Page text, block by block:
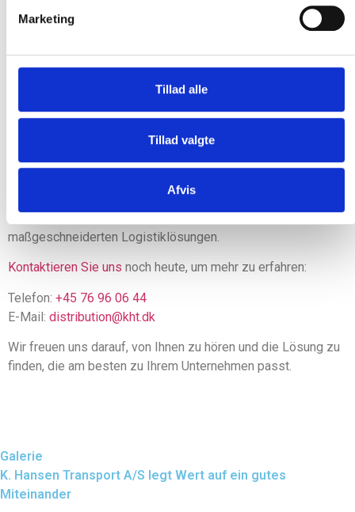
Marketing
Tillad alle
Tillad valgte
Afvis
Für Unternehmen mit größeren Anforderungen bieten wir auch
EDI-Integration an, damit Logistik und Kommunikation noch
effizienter werden.
Kontaktieren Sie uns – wir helfen
Ihnen gerne weiter
den Vertrieb? Bei K. Hansen Transport A/S stehen wir Ihnen
mit Rat und Tat zur Seite, von Einzellieferungen bis hin zu
maßgeschneiderten Logistiklösungen.
Kontaktieren Sie uns noch heute, um mehr zu erfahren:
Telefon: +45 76 96 06 44
E-Mail: distribution@kht.dk
Wir freuen uns darauf, von Ihnen zu hören und die Lösung zu
finden, die am besten zu Ihrem Unternehmen passt.
Galerie
K. Hansen Transport A/S legt Wert auf ein gutes
Miteinander